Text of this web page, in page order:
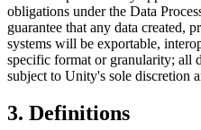
obligations under the Data
guarantee that any data created,
systems will be exportable,
specific format or granularity; all
subject to Unity's sole discretion
3. Definitions